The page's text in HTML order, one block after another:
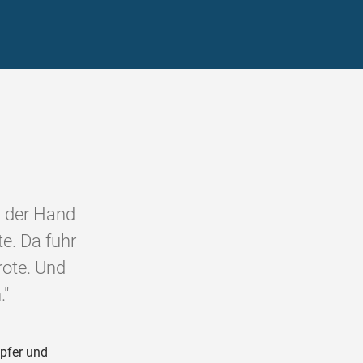
der Hand
Da fuhr
Und
und